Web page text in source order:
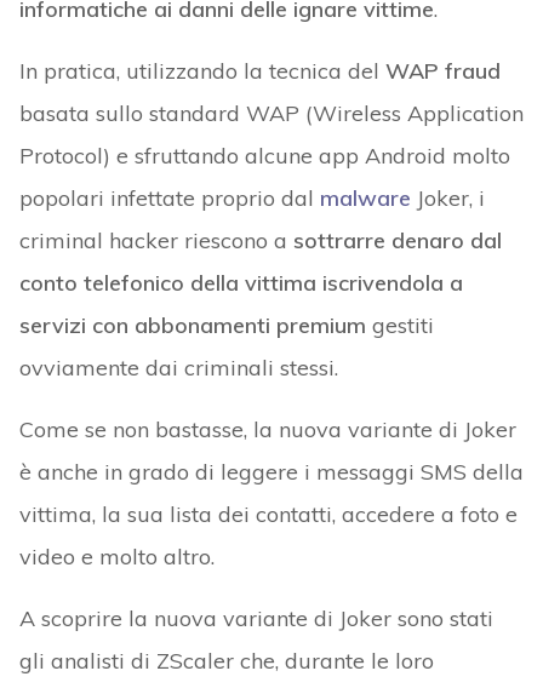
informatiche ai danni delle ignare vittime.
In pratica, utilizzando la tecnica del WAP fraud
basata sullo standard WAP (Wireless Application
Protocol) e sfruttando alcune app Android molto
popolari infettate proprio dal malware Joker, i
criminal hacker riescono a sottrarre denaro dal
conto telefonico della vittima iscrivendola a
servizi con abbonamenti premium gestiti
ovviamente dai criminali stessi.
Come se non bastasse, la nuova variante di Joker
è anche in grado di leggere i messaggi SMS della
vittima, la sua lista dei contatti, accedere a foto e
video e molto altro.
A scoprire la nuova variante di Joker sono stati
gli analisti di ZScaler che, durante le loro